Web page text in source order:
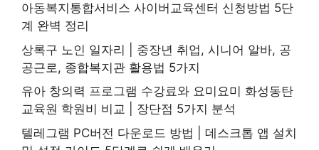
아동복지통합서비스 사이버교육센터 신청방법 5단
계 완벽 정리
상록구 노인 일자리 | 중장년 취업, 시니어 알바, 공
공근로, 종합복지관 활용법 5가지
유아 창의력 프로그램 수강료와 요미요미 화성동탄
교육원 학원비 비교 | 장단점 5가지 분석
텔레그램 PC버전 다운로드 방법 | 데스크톱 앱 설치